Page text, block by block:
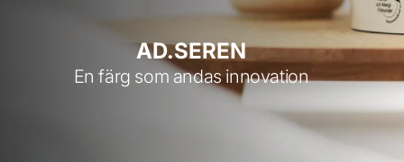
AD.SEREN
En färg som andas innovation